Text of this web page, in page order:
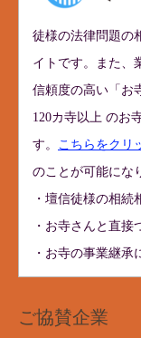
徒様の法律問題の
イトです。また、
信頼度の高い「お
120カ寺以上 のお
す。 こちらをクリ
のことが可能にな
・壇信徒様の相続
・お寺さんと直接
・お寺の事業継承
ご協賛企業